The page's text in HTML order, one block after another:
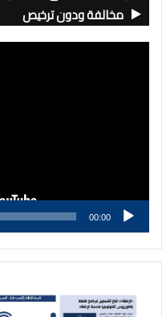
مخالفة ودون ترخيص
00:00